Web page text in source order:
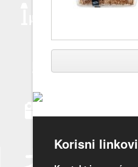
Korisni linkovi